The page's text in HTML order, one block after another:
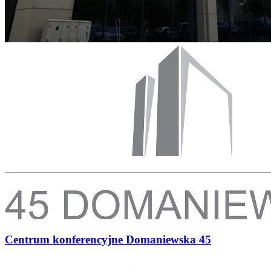
Centrum konferencyjne Domaniewska 45